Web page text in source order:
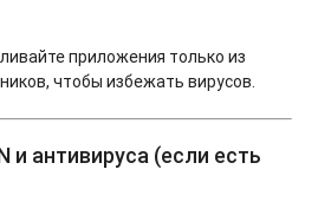
приложения только из
чтобы избежать вирусов.
и антивируса (если есть